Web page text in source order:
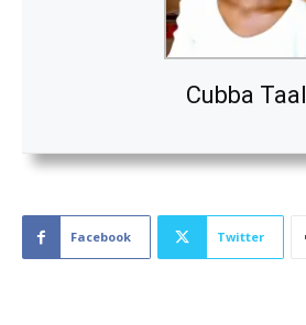
Cubba Taal
Facebook Twitter